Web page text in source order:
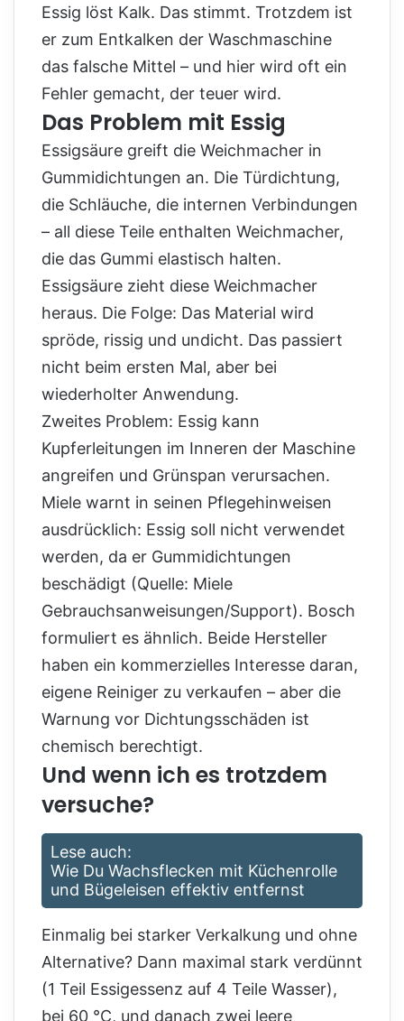
Essig löst Kalk. Das stimmt. Trotzdem ist
er zum Entkalken der Waschmaschine
das falsche Mittel – und hier wird oft ein
Fehler gemacht, der teuer wird.
Das Problem mit Essig
Essigsäure greift die Weichmacher in
Gummidichtungen an. Die Türdichtung,
die Schläuche, die internen Verbindungen
– all diese Teile enthalten Weichmacher,
die das Gummi elastisch halten.
Essigsäure zieht diese Weichmacher
heraus. Die Folge: Das Material wird
spröde, rissig und undicht. Das passiert
nicht beim ersten Mal, aber bei
wiederholter Anwendung.
Zweites Problem: Essig kann
Kupferleitungen im Inneren der Maschine
angreifen und Grünspan verursachen.
Miele warnt in seinen Pflegehinweisen
ausdrücklich: Essig soll nicht verwendet
werden, da er Gummidichtungen
beschädigt (Quelle: Miele
Gebrauchsanweisungen/Support). Bosch
formuliert es ähnlich. Beide Hersteller
haben ein kommerzielles Interesse daran,
eigene Reiniger zu verkaufen – aber die
Warnung vor Dichtungsschäden ist
chemisch berechtigt.
Und wenn ich es trotzdem
versuche?
Lese auch:
Wie Du Wachsflecken mit Küchenrolle
und Bügeleisen effektiv entfernst
Einmalig bei starker Verkalkung und ohne
Alternative? Dann maximal stark verdünnt
(1 Teil Essigessenz auf 4 Teile Wasser),
bei 60 °C, und danach zwei leere